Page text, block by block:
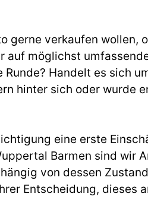
gerne verkaufen wollen,
möglichst
Handelt es sich
hinter sich oder wurde
eine erste
Barmen sind wir
von dessen
Entscheidung, dieses